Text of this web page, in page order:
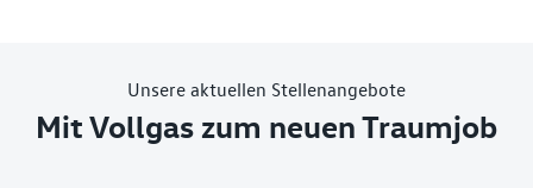
Unsere aktuellen Stellenangebote
Mit Vollgas zum neuen Traumjob